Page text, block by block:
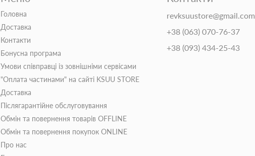
Головна
Доставка
Контакти
Бонусна програма
Умови співправці із зовнішніми сервісами
"Оплата частинами" на сайті KSUU STORE
Доставка
Післягарантійне обслуговування
Обмін та повернення товарів OFFLINE
Обмін та повернення покупок ONLINE
Про нас
revksuustore@gmail.com
+38 (063) 070-76-37
+38 (093) 434-25-43